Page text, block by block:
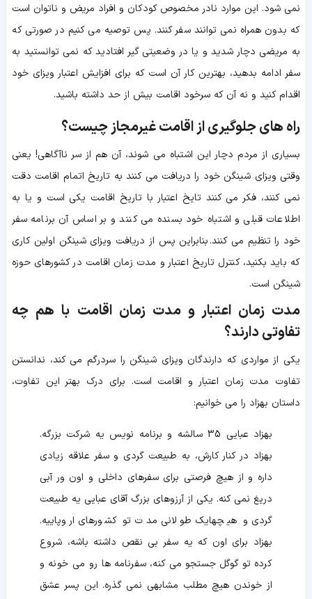
نمی شود. این موارد نادر مخصوص کودکان و افراد مریض و ناتوان است
که بدون همراه نمی توانند سفر کنند. پس توصیه می کنیم در صورتی که
به مریضی دچار شدید و یا در وضعیتی گیر افتادید که نمی توانستید به
سفر ادامه بدهید، بهترین کار آن است که برای افزایش اعتبار ویزای خود
اقدام کنید و نه آن که سرخود اقامت بیش از حد داشته باشید.
راه‌ های جلوگیری از اقامت غیرمجاز چیست؟
بسیاری از مردم دچار این اشتباه می شوند، آن هم از سر ناآگاهی! یعنی
وقتی ویزای شینگن خود را دریافت می کنند به تاریخ اتمام اقامت دقت
نمی کنند، فکر می کنند تایخ اعتبار با تاریخ اقامت یکی است و یا به
اطلاعات قبلی و اشتباه خود بسنده می کنند و بر اساس آن برنامه سفر
خود را تنظیم می کنند. بنابراین پس از دریافت ویزای شینگن اولین کاری
که باید بکنید، کنترل تاریخ اعتبار و مدت زمان اقامت در کشورهای حوزه
شینگن است.
مدت زمان اعتبار و مدت زمان اقامت با هم چه
تفاوتی دارند؟
یکی از مواردی که دارندگان ویزای شینگن را سردرگم می کند، ندانستن
تفاوت مدت زمان اعتبار و اقامت است. برای درک بهتر این تفاوت،
داستان بهزاد را می خوانیم:
بهزاد عبایی 35 سالشه و برنامه نویس یه شرکت بزرگه.
بهزاد در کنار کارش، به طبیعت گردی و سفر علاقه زیادی
داره و از هیچ فرصتی برای سفرهای داخلی و اون ور آبی
دریغ نمی کنه. یکی از آرزوهای بزرگ آقای عبایی یه طبیعت
گردی و هیچهایک طولانی مدت تو کشورهای اروپاییه.
بهزاد برای اون که یه سفر بی نقص داشته باشه، شروع
کرده تو گوگل جستجو می کنه، سفرنامه ها رو می خونه و
از خوندن هیچ مطلب مشابهی نمی گذره. این پسر عشق